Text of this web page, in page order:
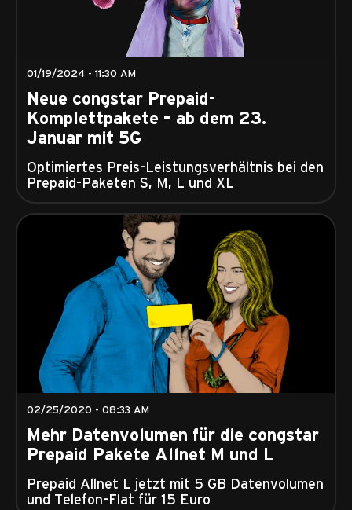
01/19/2024 - 11:30 AM
Neue congstar Prepaid-
Komplettpakete – ab dem 23.
Januar mit 5G
Optimiertes Preis-Leistungsverhältnis bei den
Prepaid-Paketen S, M, L und XL
02/25/2020 - 08:33 AM
Mehr Datenvolumen für die congstar
Prepaid Pakete Allnet M und L
Prepaid Allnet L jetzt mit 5 GB Datenvolumen
und Telefon-Flat für 15 Euro